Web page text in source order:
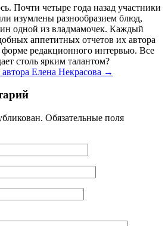
Почти четыре года назад участники
изумлены разнообразием блюд,
одной из владмамочек. Каждый
аппетитных отчетов их автора
редакционного интервью. Все
столь ярким талантом?
Елена Некрасова →
Обязательные поля